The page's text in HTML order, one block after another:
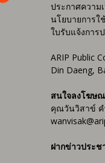
ประกาศความ
นโยบายการใ
ใบรับแจ้งการ
ARIP Public
Din Daeng,
สนใจลงโฆษ
คุณวันวิสาข์ ค
ฝากข่าวประ